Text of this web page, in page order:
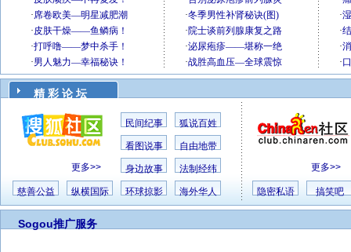
精 彩 论 坛
更多>>
民间纪事 狐说百姓
看图说事 自由地带
身边故事 法制经纬
慈善公益 纵横国际 环球掠影 海外华人
更多>>
隐密私语 搞笑吧
Sogou推广服务